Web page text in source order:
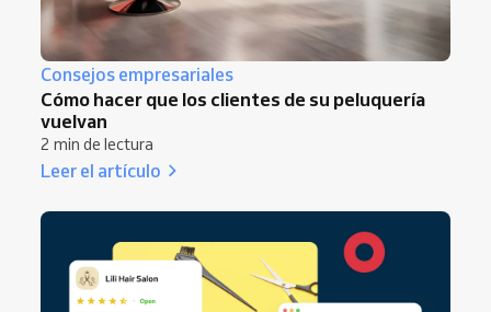
Consejos empresariales
Cómo hacer que los clientes de su peluquería
vuelvan
2 min de lectura
Leer el artículo